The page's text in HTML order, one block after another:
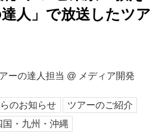
人」で放送したツア
ーの達人担当 @ メディア開発
のお知らせ
ツアーのご紹介
国・九州・沖縄